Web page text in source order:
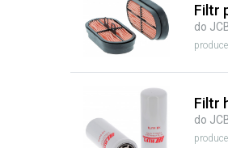
Filtr
do
Filtr
do